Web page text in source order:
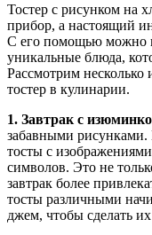
Тостер с рисунком на
прибор, а настоящий
С его помощью можно
уникальные блюда,
Рассмотрим несколько
тостер в кулинарии.
1. Завтрак с
забавными рисунками.
тосты с
символов. Это не
завтрак более
тосты различными
джем, чтобы сделать